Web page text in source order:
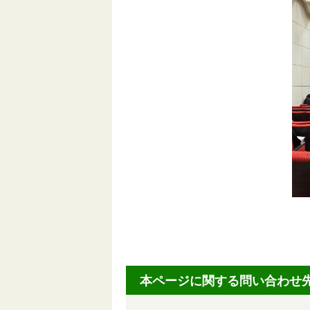
本ページに関する問い合わせ